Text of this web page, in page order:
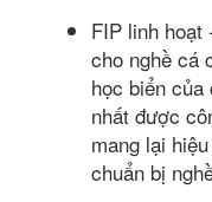
FIP linh hoạt
cho nghề cá
học biển
nhất được
mang lại
chuẩn bị